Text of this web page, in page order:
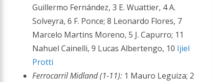
Guillermo Fernández, 3 E. Wuattier, 4 A.
Solveyra, 6 F. Ponce; 8 Leonardo Flores, 7
Marcelo Martins Moreno, 5 J. Capurro; 11
Nahuel Cainelli, 9 Lucas Albertengo, 10 Ijiel
Protti
Ferrocarril Midland (1-11): 1 Mauro Leguiza; 2